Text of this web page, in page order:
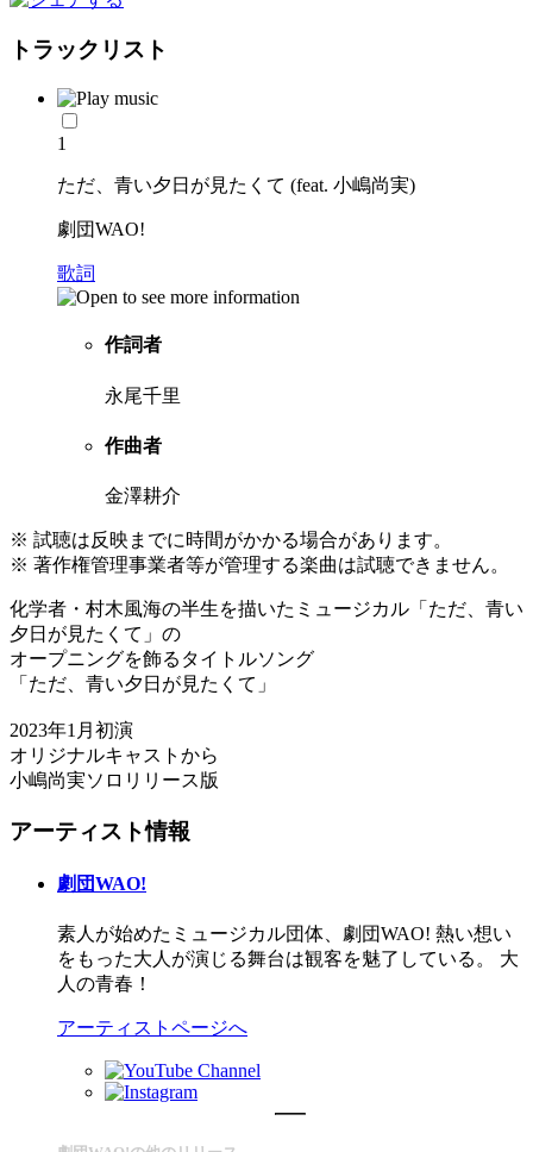
トラックリスト
1
ただ、青い夕日が見たくて (feat. 小嶋尚実)
劇団WAO!
歌詞
作詞者
永尾千里
作曲者
金澤耕介
※ 試聴は反映までに時間がかかる場合があります。
※ 著作権管理事業者等が管理する楽曲は試聴できません。
化学者・村木風海の半生を描いたミュージカル「ただ、青い
夕日が見たくて」の
オープニングを飾るタイトルソング
「ただ、青い夕日が見たくて」
2023年1月初演
オリジナルキャストから
小嶋尚実ソロリリース版
アーティスト情報
劇団WAO!
素人が始めたミュージカル団体、劇団WAO! 熱い想い
をもった大人が演じる舞台は観客を魅了している。 大
人の青春！
アーティストページへ